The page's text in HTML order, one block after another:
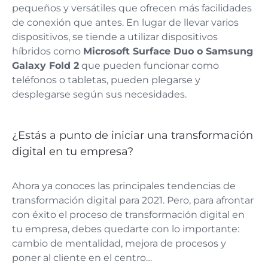
pequeños y versátiles que ofrecen más facilidades
de conexión que antes. En lugar de llevar varios
dispositivos, se tiende a utilizar dispositivos
híbridos como Microsoft Surface Duo o Samsung
Galaxy Fold 2 que pueden funcionar como
teléfonos o tabletas, pueden plegarse y
desplegarse según sus necesidades.
¿Estás a punto de iniciar una transformación
digital en tu empresa?
Ahora ya conoces las principales tendencias de
transformación digital para 2021. Pero, para afrontar
con éxito el proceso de transformación digital en
tu empresa, debes quedarte con lo importante:
cambio de mentalidad, mejora de procesos y
poner al cliente en el centro…